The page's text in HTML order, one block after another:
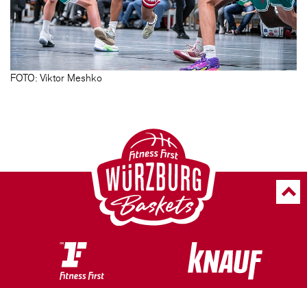
FOTO: Viktor Meshko